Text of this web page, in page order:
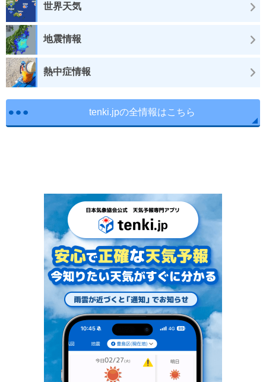
世界天気
地震情報
熱中症情報
tenki.jpの全情報はこちら